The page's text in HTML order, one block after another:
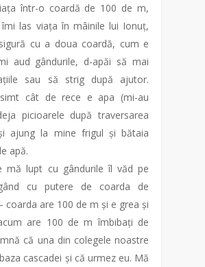
într-o coardă de 100 de m,
las viața în mâinile lui Ionuț,
cu a doua coardă, cum e
aud gândurile, d-apăi să mai
sau să strig după ajutor.
cât de rece e apa (mi-au
picioarele după traversarea
ajung la mine frigul și bătaia
apă.
mă lupt cu gândurile îl văd pe
cu putere de coarda de
coarda are 100 de m și e grea și
are 100 de m îmbibați de
că una din colegele noastre
cascadei și că urmez eu. Mă